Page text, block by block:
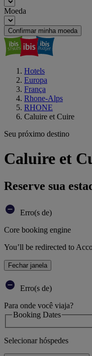
Moeda
Confirmar minha moeda
Hotels
Europa
França
Rhone-Alps
RHONE
Caluire et Cuire
Seu próximo destino
Caluire et
Reserve sua
Erro(s de)
Core booking engine
You’ll be redirected to
Fechar janela
Erro(s de)
Para onde você viaja?
Booking Dates
Selecionar hóspedes